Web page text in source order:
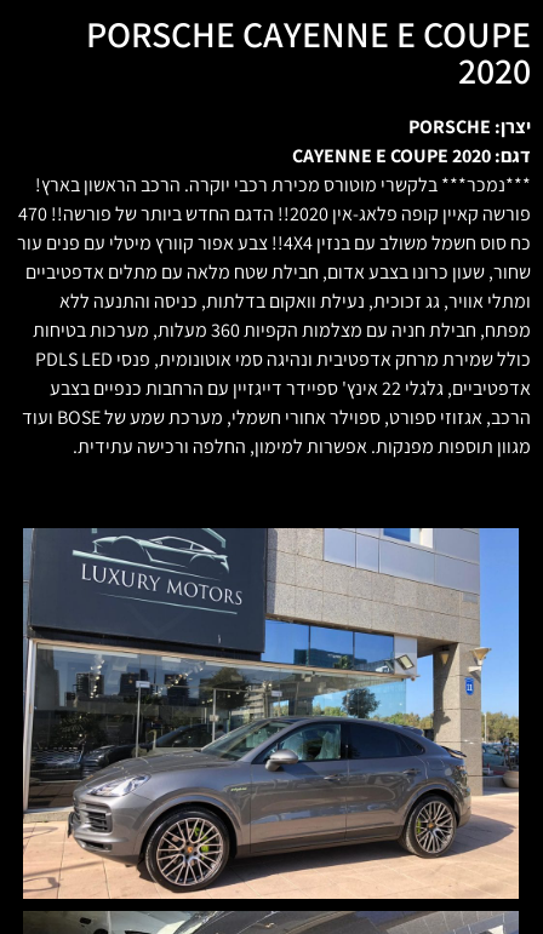
PORSCHE CAYENNE E COUPE
2020
יצרן: PORSCHE
דגם: CAYENNE E COUPE 2020
***נמכר*** בלקשרי מוטורס מכירת רכבי יוקרה. הרכב הראשון בארץ!
פורשה קאיין קופה פלאג-אין 2020!! הדגם החדש ביותר של פורשה!! 470
כח סוס חשמל משולב עם בנזין 4X4!! צבע אפור קוורץ מיטלי עם פנים עור
שחור, שעון כרונו בצבע אדום, חבילת שטח מלאה עם מתלים אדפטיביים
ומתלי אוויר, גג זכוכית, נעילת וואקום בדלתות, כניסה והתנעה ללא
מפתח, חבילת חניה עם מצלמות הקפיות 360 מעלות, מערכות בטיחות
כולל שמירת מרחק אדפטיבית ונהיגה סמי אוטונומית, פנסי PDLS LED
אדפטיביים, גלגלי 22 אינץ' ספיידר דייגזיין עם הרחבות כנפיים בצבע
הרכב, אגזוזי ספורט, ספוילר אחורי חשמלי, מערכת שמע של BOSE ועוד
מגוון תוספות מפנקות. אפשרות למימון, החלפה ורכישה עתידית.